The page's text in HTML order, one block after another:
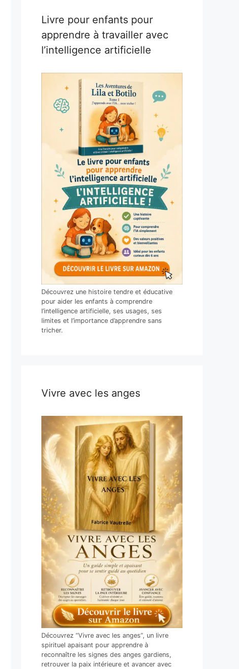
Livre pour enfants pour
apprendre à travailler avec
l’intelligence artificielle
Découvrez une histoire tendre et éducative
pour aider les enfants à comprendre
l’intelligence artificielle, ses usages, ses
limites et l’importance d’apprendre sans
tricher.
Vivre avec les anges
Découvrez “Vivre avec les anges”, un livre
spirituel apaisant pour apprendre à
reconnaître les signes des anges gardiens,
retrouver la paix intérieure et avancer avec